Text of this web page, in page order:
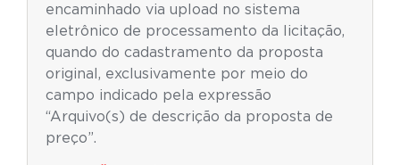
encaminhado via upload no sistema
eletrônico de processamento da licitação,
quando do cadastramento da proposta
original, exclusivamente por meio do
campo indicado pela expressão
“Arquivo(s) de descrição da proposta de
preço”.